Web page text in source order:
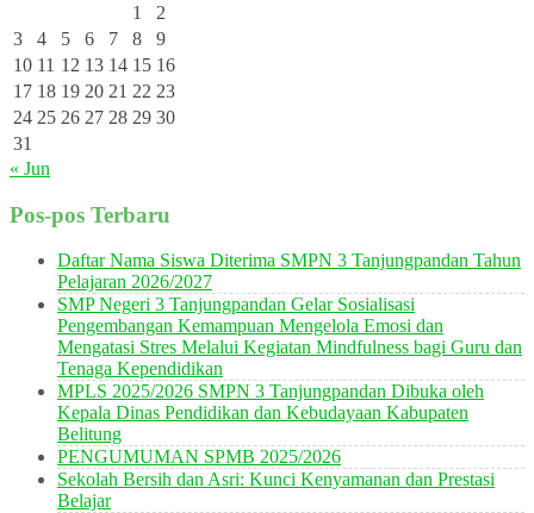
1
2
3
4 5 6 7 8
9
10 11 12 13 14 15 16
17 18 19 20 21 22 23
24 25 26 27 28 29 30
31
« Jun
Pos-pos Terbaru
Daftar Nama Siswa Diterima SMPN 3 Tanjungpandan Tahun
Pelajaran 2026/2027
SMP Negeri 3 Tanjungpandan Gelar Sosialisasi
Pengembangan Kemampuan Mengelola Emosi dan
Mengatasi Stres Melalui Kegiatan Mindfulness bagi Guru dan
Tenaga Kependidikan
MPLS 2025/2026 SMPN 3 Tanjungpandan Dibuka oleh
Kepala Dinas Pendidikan dan Kebudayaan Kabupaten
Belitung
PENGUMUMAN SPMB 2025/2026
Sekolah Bersih dan Asri: Kunci Kenyamanan dan Prestasi
Belajar